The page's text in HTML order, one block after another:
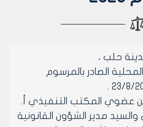
حلب ،
الصادر بالمرسوم
عضوي المكتب التنفيذي أ.
مدير الشؤون القانونية